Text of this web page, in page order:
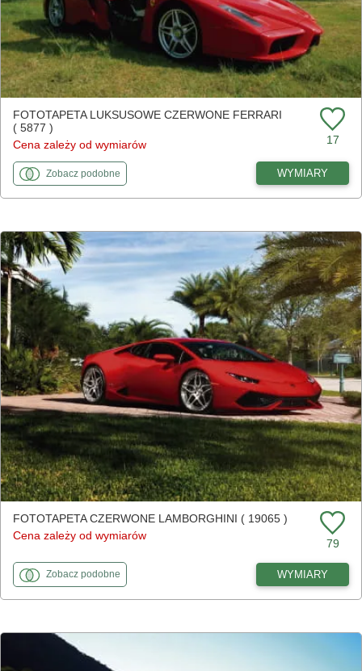
FOTOTAPETA LUKSUSOWE CZERWONE FERRARI
( 5877 )
Cena zależy od wymiarów
17
Zobaczfototapety
podobnedo Luksusowe czerwone ferrari WYMIARY
FOTOTAPETA CZERWONE LAMBORGHINI ( 19065 )
Cena zależy od wymiarów
79
Zobaczfototapety
podobnedo Czerwone Lamborghini WYMIARY